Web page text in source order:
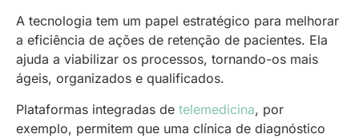
A tecnologia tem um papel estratégico para melhorar
a eficiência de ações de retenção de pacientes. Ela
ajuda a viabilizar os processos, tornando-os mais
ágeis, organizados e qualificados.
Plataformas integradas de telemedicina, por
exemplo, permitem que uma clínica de diagnóstico